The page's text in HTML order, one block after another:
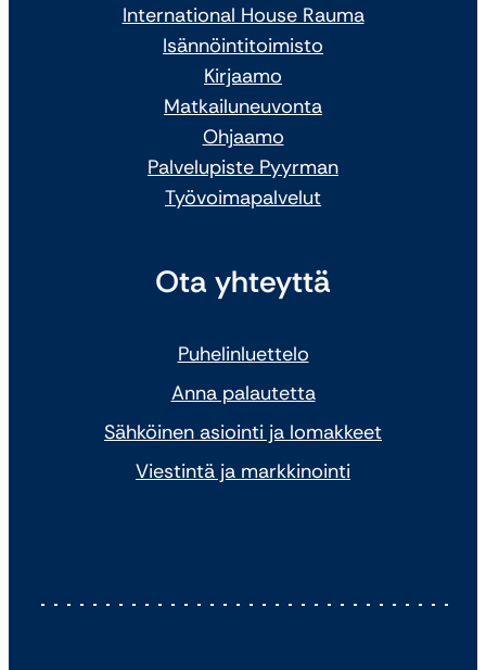
International House Rauma
Isännöintitoimisto
Kirjaamo
Matkailuneuvonta
Ohjaamo
Palvelupiste Pyyrman
Työvoimapalvelut
Ota yhteyttä
Puhelinluettelo
Anna palautetta
Sähköinen asiointi ja lomakkeet
Viestintä ja markkinointi